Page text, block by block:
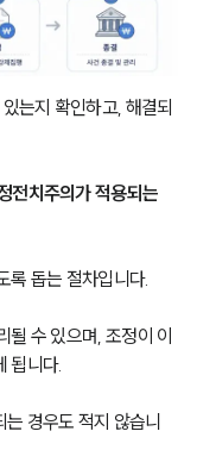
는지 확인하고, 해결되
전치주의가 적용되는
록 돕는 절차입니다.
될 수 있으며, 조정이 이
됩니다.
경우도 적지 않습니